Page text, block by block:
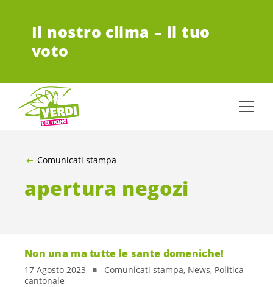
Il nostro clima – il tuo
voto
Comunicati stampa
apertura negozi
Non una ma tutte le sante domeniche!
17 Agosto 2023
Comunicati stampa, News, Politica
cantonale